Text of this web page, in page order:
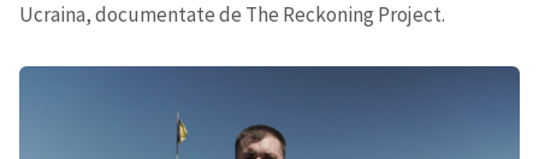
Ucraina, documentate de The Reckoning Project.